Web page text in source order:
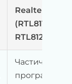
Realtek
(RTL8111,
RTL8125)
Частично